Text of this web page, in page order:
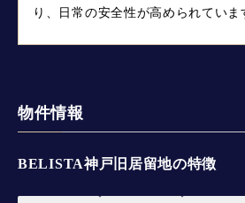
り、日常の安全性が高められていま
物件情報
BELISTA神戸旧居留地の特徴